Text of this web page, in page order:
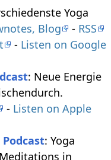
Yoga
Blog - RSS
- Listen on Google
: Neue Energie
- Listen on Apple
: Yoga
in